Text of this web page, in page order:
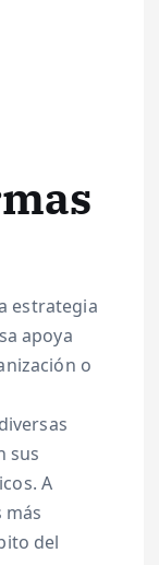
estrategia
apoya
o
sus
A
del